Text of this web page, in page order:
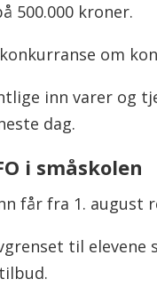
500.000 kroner.
om
inn varer og
dag.
i småskolen
får fra 1. august
til elevene